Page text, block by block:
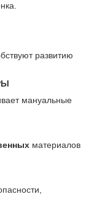
развитию
мануальные
материалов